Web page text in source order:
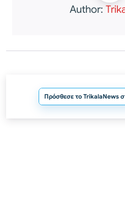
Author:
Πρόσθεσε το TrikalaNews